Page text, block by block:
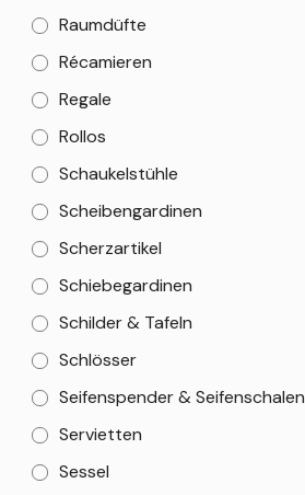
Raumdüfte
Récamieren
Regale
Rollos
Schaukelstühle
Scheibengardinen
Scherzartikel
Schiebegardinen
Schilder & Tafeln
Schlösser
Seifenspender & Seifenschalen
Servietten
Sessel